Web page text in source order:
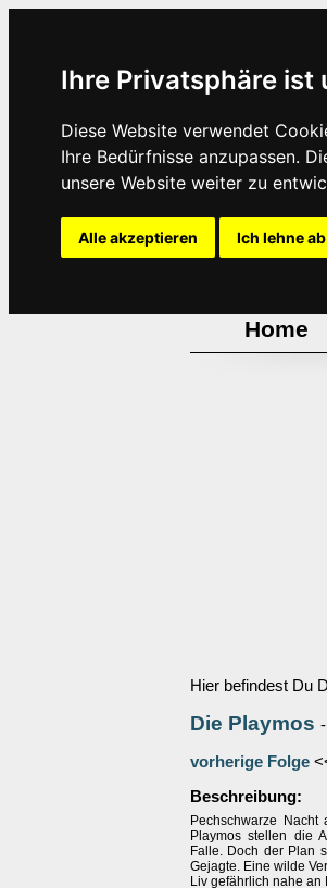
Ihre Privatsphäre ist
Diese Website verwendet
Ihre Bedürfnisse anzupassen.
unsere Website weiter zu
Alle akzeptieren Ich lehne ab
Home
Hier befindest Du
Die Playmos -
vorherige Folge
Beschreibung:
Pechschwarze Nacht
Playmos stellen die
Falle. Doch der Plan
Gejagte. Eine wilde
Liv gefährlich nahe an